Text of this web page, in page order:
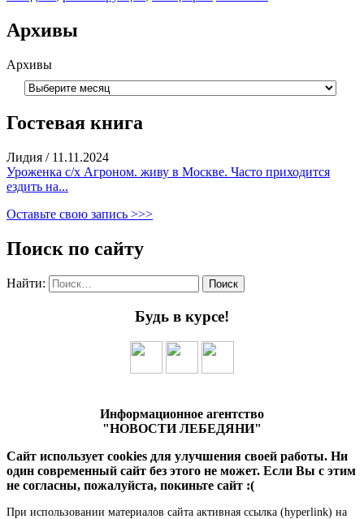
Архивы
Архивы
Гостевая книга
Лидия / 11.11.2024
Уроженка с/х Агроном. живу в Москве. Часто приходится
ездить на...
Оставьте свою запись >>>
Поиск по сайту
Найти:
Будь в курсе!
Информационное агентство
"НОВОСТИ ЛЕБЕДЯНИ"
Сайт использует cookies для улучшения своей работы. Ни
один современный сайт без этого не может. Если Вы с этим
не согласны, пожалуйста, покиньте сайт :(
При использовании материалов сайта активная ссылка (hyperlink) на